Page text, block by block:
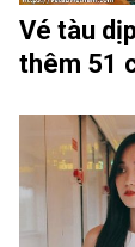
Vé tàu
thêm 51